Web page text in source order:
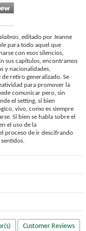
, editado por Jeanne
para todo aquel que
con esos silencios,
sus capítulos, encontramos
y nacionalidades,
retiro generalizado. Se
para promover la
comunicar pero, sin
el setting, si bien
vivo, como es siempre
Si bien se habla sobre el
el uso de la
proceso de ir descifrando
Customer Reviews